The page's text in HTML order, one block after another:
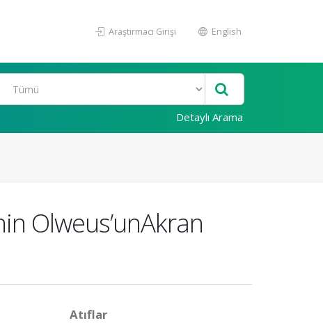
Araştırmacı Girişi English
Detaylı Arama
Olweus’unAkran
Atıflar